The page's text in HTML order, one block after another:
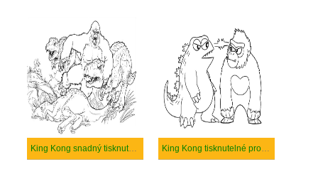
King Kong snadný tisknutelné King Kong tisknutelné pro děti